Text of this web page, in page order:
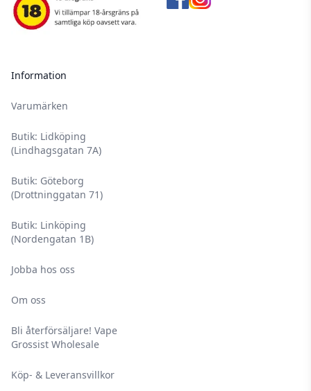
Information
Varumärken
Butik: Lidköping
(Lindhagsgatan 7A)
Butik: Göteborg
(Drottninggatan 71)
Butik: Linköping
(Nordengatan 1B)
Jobba hos oss
Om oss
Bli återförsäljare! Vape
Grossist Wholesale
Köp- & Leveransvillkor